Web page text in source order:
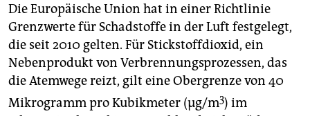
Die Europäische Union hat in einer Richtlinie
Grenzwerte für Schadstoffe in der Luft festgelegt,
die seit 2010 gelten. Für Stickstoffdioxid, ein
Nebenprodukt von Verbrennungsprozessen, das
die Atemwege reizt, gilt eine Obergrenze von 40
Mikrogramm pro Kubikmeter (µg/m3) im